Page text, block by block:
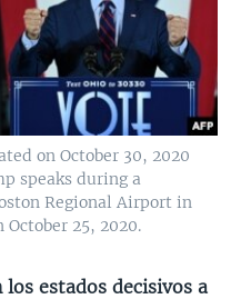
on October 30, 2020
speaks during a
Regional Airport in
25, 2020.
estados decisivos a